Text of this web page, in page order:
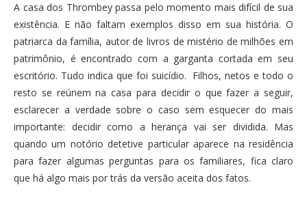
A casa dos Thrombey passa pelo momento mais difícil de sua
existência. E não faltam exemplos disso em sua história. O
patriarca da família, autor de livros de mistério de milhões em
patrimônio, é encontrado com a garganta cortada em seu
escritório. Tudo indica que foi suicídio. Filhos, netos e todo o
resto se reúnem na casa para decidir o que fazer a seguir,
esclarecer a verdade sobre o caso sem esquecer do mais
importante: decidir como a herança vai ser dividida. Mas
quando um notório detetive particular aparece na residência
para fazer algumas perguntas para os familiares, fica claro
que há algo mais por trás da versão aceita dos fatos.